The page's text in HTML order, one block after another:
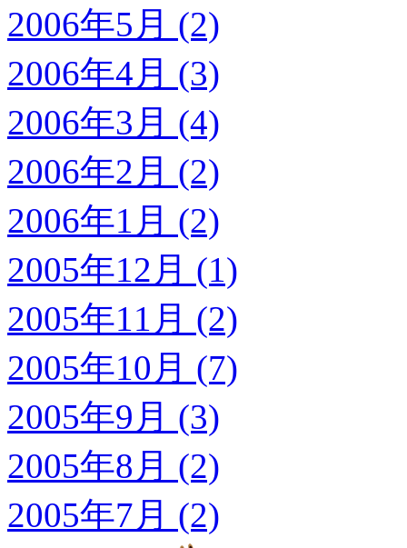
2006年5月 (2)
2006年4月 (3)
2006年3月 (4)
2006年2月 (2)
2006年1月 (2)
2005年12月 (1)
2005年11月 (2)
2005年10月 (7)
2005年9月 (3)
2005年8月 (2)
2005年7月 (2)